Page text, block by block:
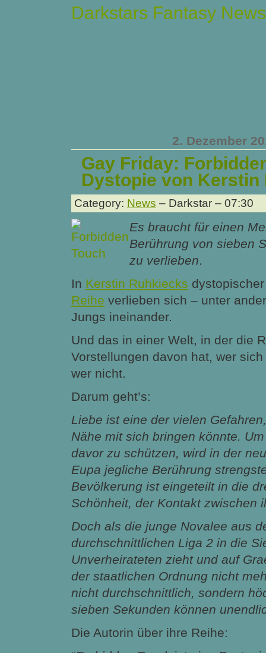
Darkstars Fantasy News
2. Dezember
Gay Friday:
Dystopie von Kerstin
Category: News – Darkstar – 07:30
Es braucht für einen
Berührung von sieben
zu verlieben.
In Kerstin Ruhkiecks
Reihe verlieben sich – unter
Jungs ineinander.
Und das in einer Welt, in der die
Vorstellungen davon hat, wer
wer nicht.
Darum geht’s:
Liebe ist eine der vielen
Nähe mit sich bringen könnte.
davor zu schützen, wird in der
Eupa jegliche Berührung
Bevölkerung ist eingeteilt in die
Schönheit, der Kontakt zwischen
Doch als die junge Novalee aus
durchschnittlichen Liga 2 in die
Unverheirateten zieht und auf
der staatlichen Ordnung nicht
nicht durchschnittlich, sondern
sieben Sekunden können
Die Autorin über ihre Reihe: